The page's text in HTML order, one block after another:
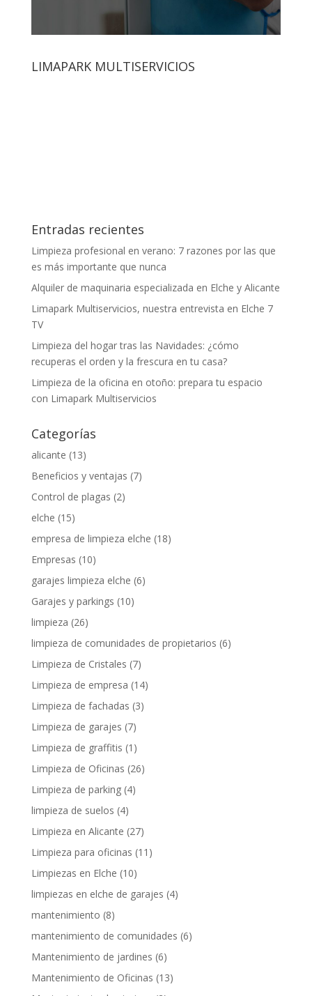
LIMAPARK MULTISERVICIOS
Entradas recientes
Limpieza profesional en verano: 7 razones por las que
es más importante que nunca
Alquiler de maquinaria especializada en Elche y Alicante
Limapark Multiservicios, nuestra entrevista en Elche 7
TV
Limpieza del hogar tras las Navidades: ¿cómo
recuperas el orden y la frescura en tu casa?
Limpieza de la oficina en otoño: prepara tu espacio
con Limapark Multiservicios
Categorías
alicante (13)
Beneficios y ventajas (7)
Control de plagas (2)
elche (15)
empresa de limpieza elche (18)
Empresas (10)
garajes limpieza elche (6)
Garajes y parkings (10)
limpieza (26)
limpieza de comunidades de propietarios (6)
Limpieza de Cristales (7)
Limpieza de empresa (14)
Limpieza de fachadas (3)
Limpieza de garajes (7)
Limpieza de graffitis (1)
Limpieza de Oficinas (26)
Limpieza de parking(4)
limpieza de suelos (4)
Limpieza en Alicante (27)
Limpieza para oficinas (11)
Limpiezas en Elche (10)
limpiezas en elche de garajes (4)
mantenimiento (8)
mantenimiento de comunidades (6)
Mantenimiento de jardines (6)
Mantenimiento de Oficinas (13)